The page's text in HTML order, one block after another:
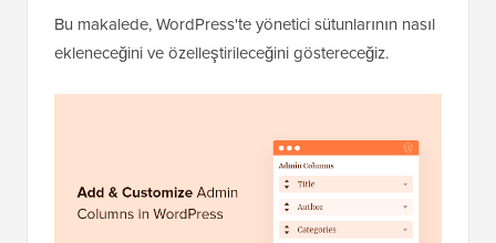
Bu makalede, WordPress'te yönetici sütunlarının nasıl
ekleneceğini ve özelleştirileceğini göstereceğiz.